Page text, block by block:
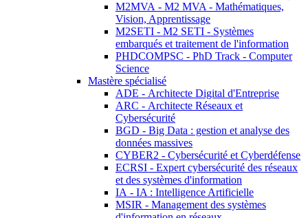
M2MVA - M2 MVA - Mathématiques,
Vision, Apprentissage
M2SETI - M2 SETI - Systèmes
embarqués et traitement de l'information
PHDCOMPSC - PhD Track - Computer
Science
Mastère spécialisé
ADE - Architecte Digital d'Entreprise
ARC - Architecte Réseaux et
Cybersécurité
BGD - Big Data : gestion et analyse des
données massives
CYBER2 - Cybersécurité et Cyberdéfense
ECRSI - Expert cybersécurité des réseaux
et des systèmes d'information
IA - IA : Intelligence Artificielle
MSIR - Management des systèmes